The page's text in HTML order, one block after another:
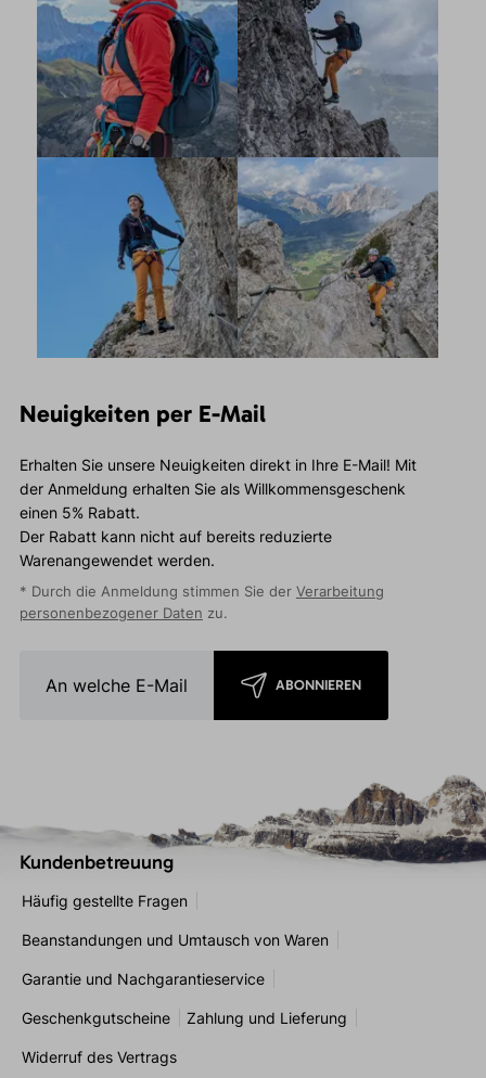
Neuigkeiten per E-Mail
Erhalten Sie unsere Neuigkeiten direkt in Ihre E-Mail! Mit
der Anmeldung erhalten Sie als Willkommensgeschenk
einen 5% Rabatt.
Der Rabatt kann nicht auf bereits reduzierte
Warenangewendet werden.
* Durch die Anmeldung stimmen Sie der Verarbeitung
personenbezogener Daten zu.
ABONNIEREN
Kundenbetreuung
Häufig gestellte Fragen
Beanstandungen und Umtausch von Waren
Garantie und Nachgarantieservice
Geschenkgutscheine Zahlung und Lieferung
Widerruf des Vertrags